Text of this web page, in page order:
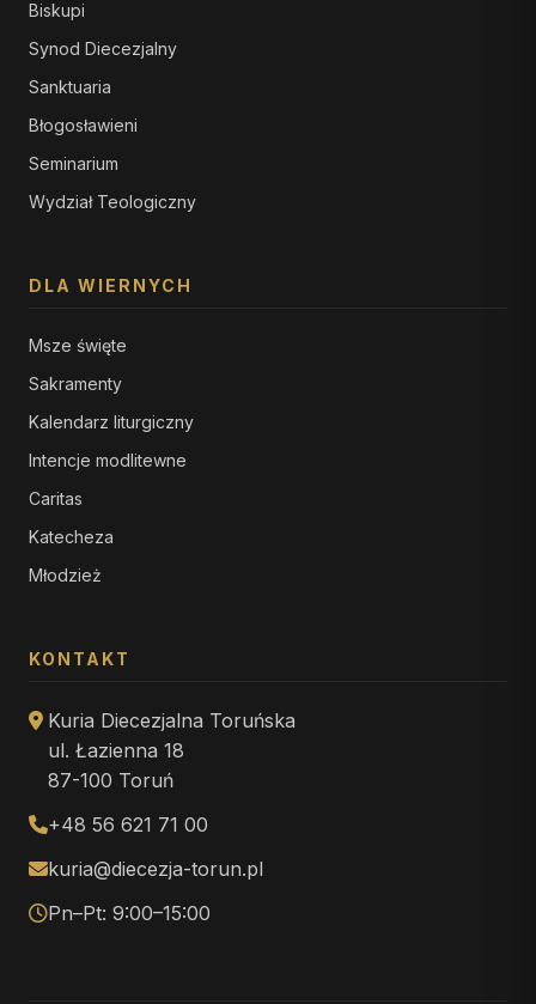
Biskupi
Synod Diecezjalny
Sanktuaria
Błogosławieni
Seminarium
Wydział Teologiczny
DLA WIERNYCH
Msze święte
Sakramenty
Kalendarz liturgiczny
Intencje modlitewne
Caritas
Katecheza
Młodzież
KONTAKT
Kuria Diecezjalna Toruńska
ul. Łazienna 18
87-100 Toruń
+48 56 621 71 00
kuria@diecezja-torun.pl
Pn–Pt: 9:00–15:00